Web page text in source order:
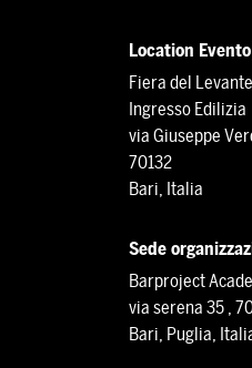
Location Evento
Fiera del Levante
Ingresso Edilizia
via Giuseppe
70132
Bari, Italia
Sede
Barproject
via serena 35 ,
Bari, Puglia,